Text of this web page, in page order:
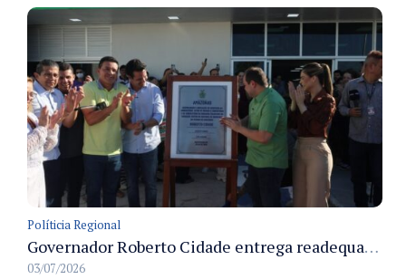
Políticia Regional
Governador Roberto Cidade entrega readequação do ambulatório da FCecon e amplia capacidade de atendimento oncológico em Manaus
03/07/2026